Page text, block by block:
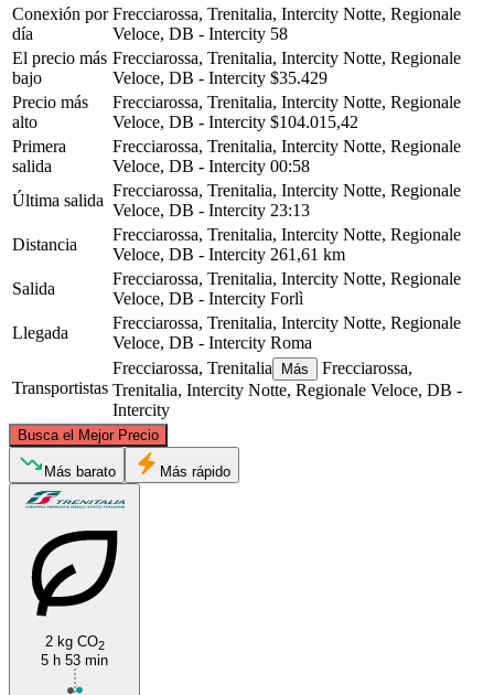
Conexión por
día
Frecciarossa, Trenitalia, Intercity Notte, Regionale
Veloce, DB - Intercity 58
El precio más
bajo
Frecciarossa, Trenitalia, Intercity Notte, Regionale
Veloce, DB - Intercity $35.429
Precio más
alto
Frecciarossa, Trenitalia, Intercity Notte, Regionale
Veloce, DB - Intercity $104.015,42
Primera
salida
Frecciarossa, Trenitalia, Intercity Notte, Regionale
Veloce, DB - Intercity 00:58
Última salida
Frecciarossa, Trenitalia, Intercity Notte, Regionale
Veloce, DB - Intercity 23:13
Distancia
Frecciarossa, Trenitalia, Intercity Notte, Regionale
Veloce, DB - Intercity 261,61 km
Salida
Frecciarossa, Trenitalia, Intercity Notte, Regionale
Veloce, DB - Intercity Forlì
Llegada
Frecciarossa, Trenitalia, Intercity Notte, Regionale
Veloce, DB - Intercity Roma
Transportistas
Frecciarossa, Trenitalia Más
Frecciarossa,
Trenitalia, Intercity Notte, Regionale Veloce, DB -
Intercity
Busca el Mejor Precio
Forlì
Más barato Más rápido
2 kg CO2
5 h 53 min